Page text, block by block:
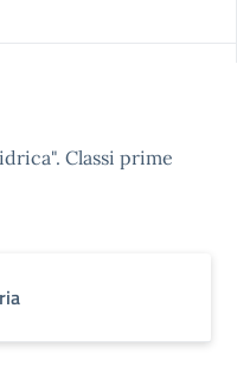
Classi prime